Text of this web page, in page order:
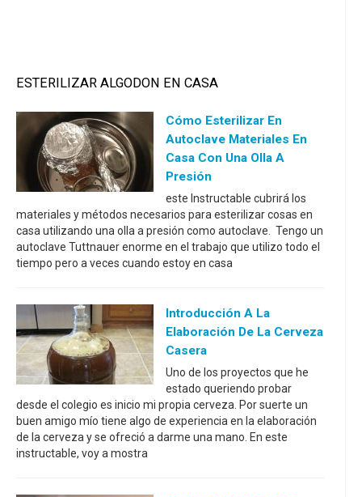
ESTERILIZAR ALGODON EN CASA
Cómo Esterilizar En
Autoclave Materiales En
Casa Con Una Olla A
Presión
este Instructable cubrirá los
materiales y métodos necesarios para esterilizar cosas en
casa utilizando una olla a presión como autoclave. Tengo un
autoclave Tuttnauer enorme en el trabajo que utilizo todo el
tiempo pero a veces cuando estoy en casa
Introducción A La
Elaboración De La Cerveza
Casera
Uno de los proyectos que he
estado queriendo probar
desde el colegio es inicio mi propia cerveza. Por suerte un
buen amigo mío tiene algo de experiencia en la elaboración
de la cerveza y se ofreció a darme una mano. En este
instructable, voy a mostra